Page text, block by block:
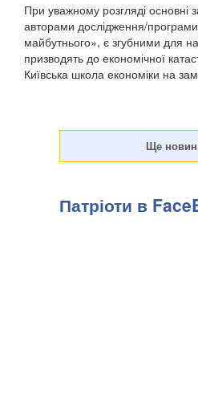
При уважному розгляді основні
авторами дослідження/програми
майбутнього», є згубними для
призводять до економічної
Київська школа економіки на
Патріоти в